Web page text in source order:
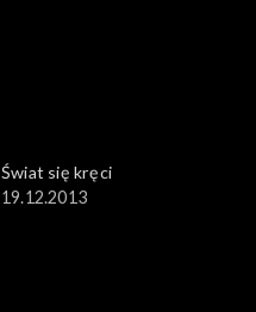
Świat się kręci
19.12.2013